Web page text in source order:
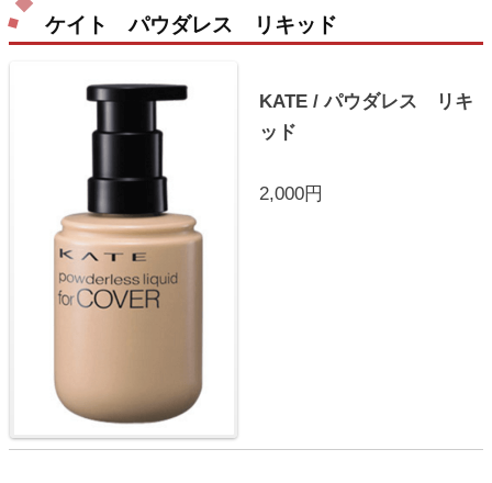
ケイト パウダレス リキッド
KATE / パウダレス リキ
ッド
2,000円